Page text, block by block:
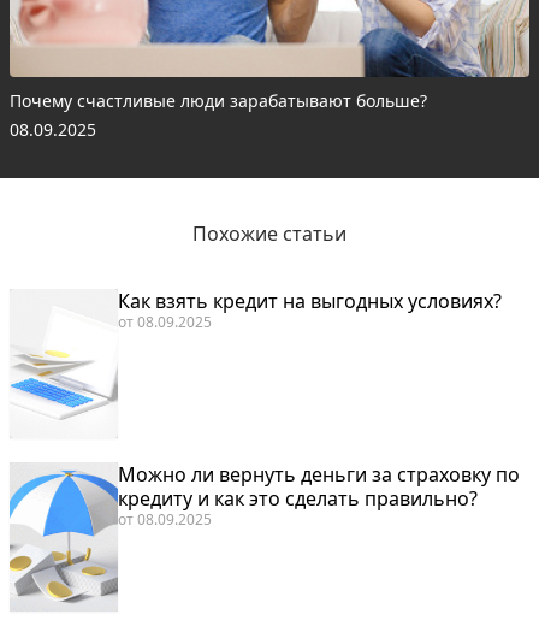
Почему счастливые люди зарабатывают больше?
08.09.2025
Похожие статьи
Как взять кредит на выгодных условиях?
от08.09.2025
Можно ли вернуть деньги за страховку по
кредиту и как это сделать правильно?
от08.09.2025